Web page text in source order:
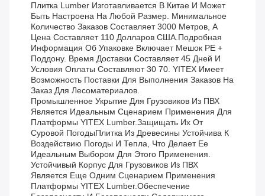
Плитка Lumber Изготавливается В Китае И Может
Быть Настроена На Любой Размер. Минимальное
Количество Заказов Составляет 3000 Метров, А
Цена Составляет 110 Долларов США.Подробная
Информация Об Упаковке Включает Мешок PE +
Поддону. Время Доставки Составляет 45 Дней И
Условия Оплаты Составляют 30 70. YITEX Имеет
Возможность Поставки Для Выполнения Заказов На
Заказ Для Лесоматериалов.
Промышленное Укрытие Для Грузовиков Из ПВХ
Является Идеальным Сценарием Применения Для
Платформы YITEX Lumber.защищать Их От
Суровой ПогодыПлитка Из Древесины Устойчива К
Воздействию Погоды И Тепла, Что Делает Ее
Идеальным Выбором Для Этого Применения.
Устойчивый Корпус Для Грузовиков Из ПВХ
Является Еще Одним Сценарием Применения
Платформы YITEX Lumber.обеспечение